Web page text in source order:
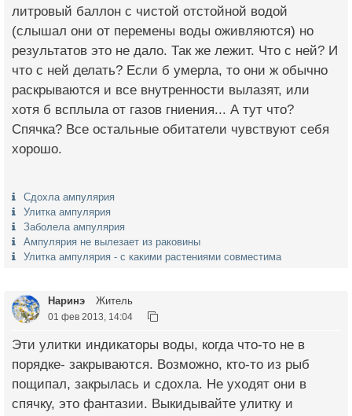
литровый баллон с чистой отстойной водой
(слышал они от перемены воды оживляются) но
результатов это не дало. Так же лежит. Что с ней? И
что с ней делать? Если б умерла, то они ж обычно
раскрываются и все внутренности вылазят, или
хотя б всплыла от газов гниения... А тут что?
Спячка? Все остальные обитатели чувствуют себя
хорошо.
Сдохла ампулярия
Улитка ампулярия
Заболела ампулярия
Ампулярия не вылезает из раковины
Улитка ампулярия - с какими растениями совместима
Наринэ Житель
01 фев 2013, 14:04
Эти улитки индикаторы воды, когда что-то не в
порядке- закрываются. Возможно, кто-то из рыб
пощипал, закрылась и сдохла. Не уходят они в
спячку, это фантазии. Выкидывайте улитку и